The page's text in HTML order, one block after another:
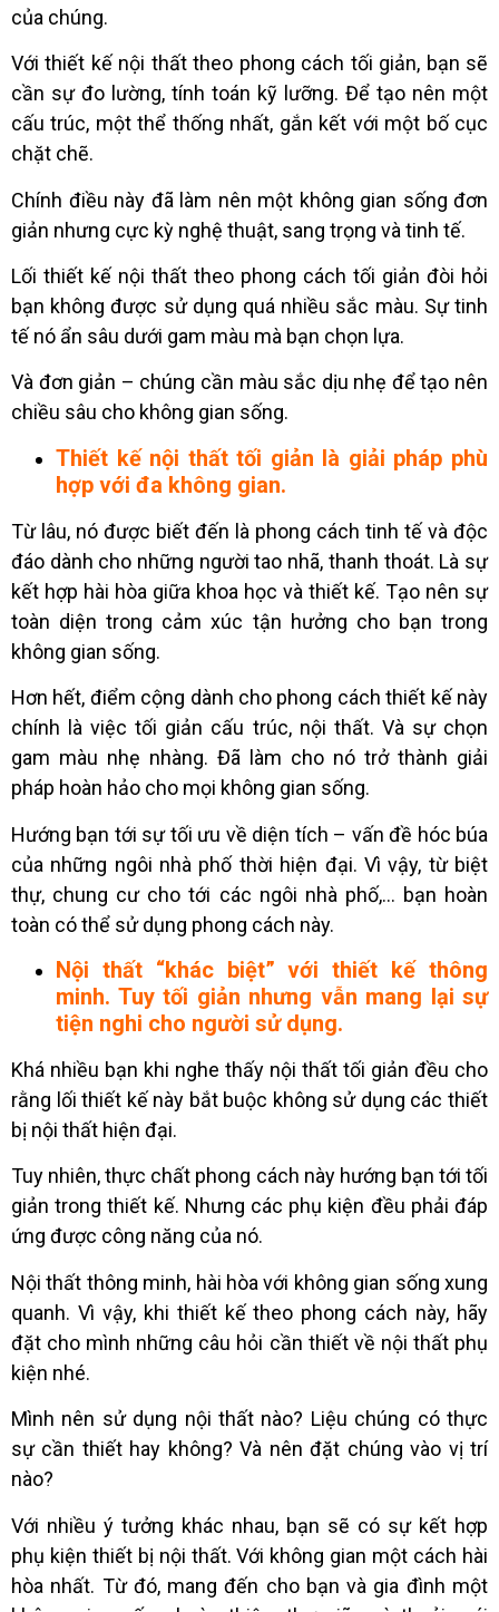
của chúng.
Với thiết kế nội thất theo phong cách tối giản, bạn sẽ
cần sự đo lường, tính toán kỹ lưỡng. Để tạo nên một
cấu trúc, một thể thống nhất, gắn kết với một bố cục
chặt chẽ.
Chính điều này đã làm nên một không gian sống đơn
giản nhưng cực kỳ nghệ thuật, sang trọng và tinh tế.
Lối thiết kế nội thất theo phong cách tối giản đòi hỏi
bạn không được sử dụng quá nhiều sắc màu. Sự tinh
tế nó ẩn sâu dưới gam màu mà bạn chọn lựa.
Và đơn giản – chúng cần màu sắc dịu nhẹ để tạo nên
chiều sâu cho không gian sống.
Thiết kế nội thất tối giản là giải pháp phù
hợp với đa không gian.
Từ lâu, nó được biết đến là phong cách tinh tế và độc
đáo dành cho những người tao nhã, thanh thoát. Là sự
kết hợp hài hòa giữa khoa học và thiết kế. Tạo nên sự
toàn diện trong cảm xúc tận hưởng cho bạn trong
không gian sống.
Hơn hết, điểm cộng dành cho phong cách thiết kế này
chính là việc tối giản cấu trúc, nội thất. Và sự chọn
gam màu nhẹ nhàng. Đã làm cho nó trở thành giải
pháp hoàn hảo cho mọi không gian sống.
Hướng bạn tới sự tối ưu về diện tích – vấn đề hóc búa
của những ngôi nhà phố thời hiện đại. Vì vậy, từ biệt
thự, chung cư cho tới các ngôi nhà phố,… bạn hoàn
toàn có thể sử dụng phong cách này.
Nội thất “khác biệt” với thiết kế thông
minh. Tuy tối giản nhưng vẫn mang lại sự
tiện nghi cho người sử dụng.
Khá nhiều bạn khi nghe thấy nội thất tối giản đều cho
rằng lối thiết kế này bắt buộc không sử dụng các thiết
bị nội thất hiện đại.
Tuy nhiên, thực chất phong cách này hướng bạn tới tối
giản trong thiết kế. Nhưng các phụ kiện đều phải đáp
ứng được công năng của nó.
Nội thất thông minh, hài hòa với không gian sống xung
quanh. Vì vậy, khi thiết kế theo phong cách này, hãy
đặt cho mình những câu hỏi cần thiết về nội thất phụ
kiện nhé.
Mình nên sử dụng nội thất nào? Liệu chúng có thực
sự cần thiết hay không? Và nên đặt chúng vào vị trí
nào?
Với nhiều ý tưởng khác nhau, bạn sẽ có sự kết hợp
phụ kiện thiết bị nội thất. Với không gian một cách hài
hòa nhất. Từ đó, mang đến cho bạn và gia đình một